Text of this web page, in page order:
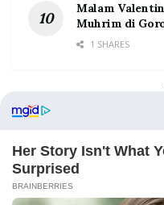
Malam
Muhrim di
1 SHARES
Home Tentang Kontak